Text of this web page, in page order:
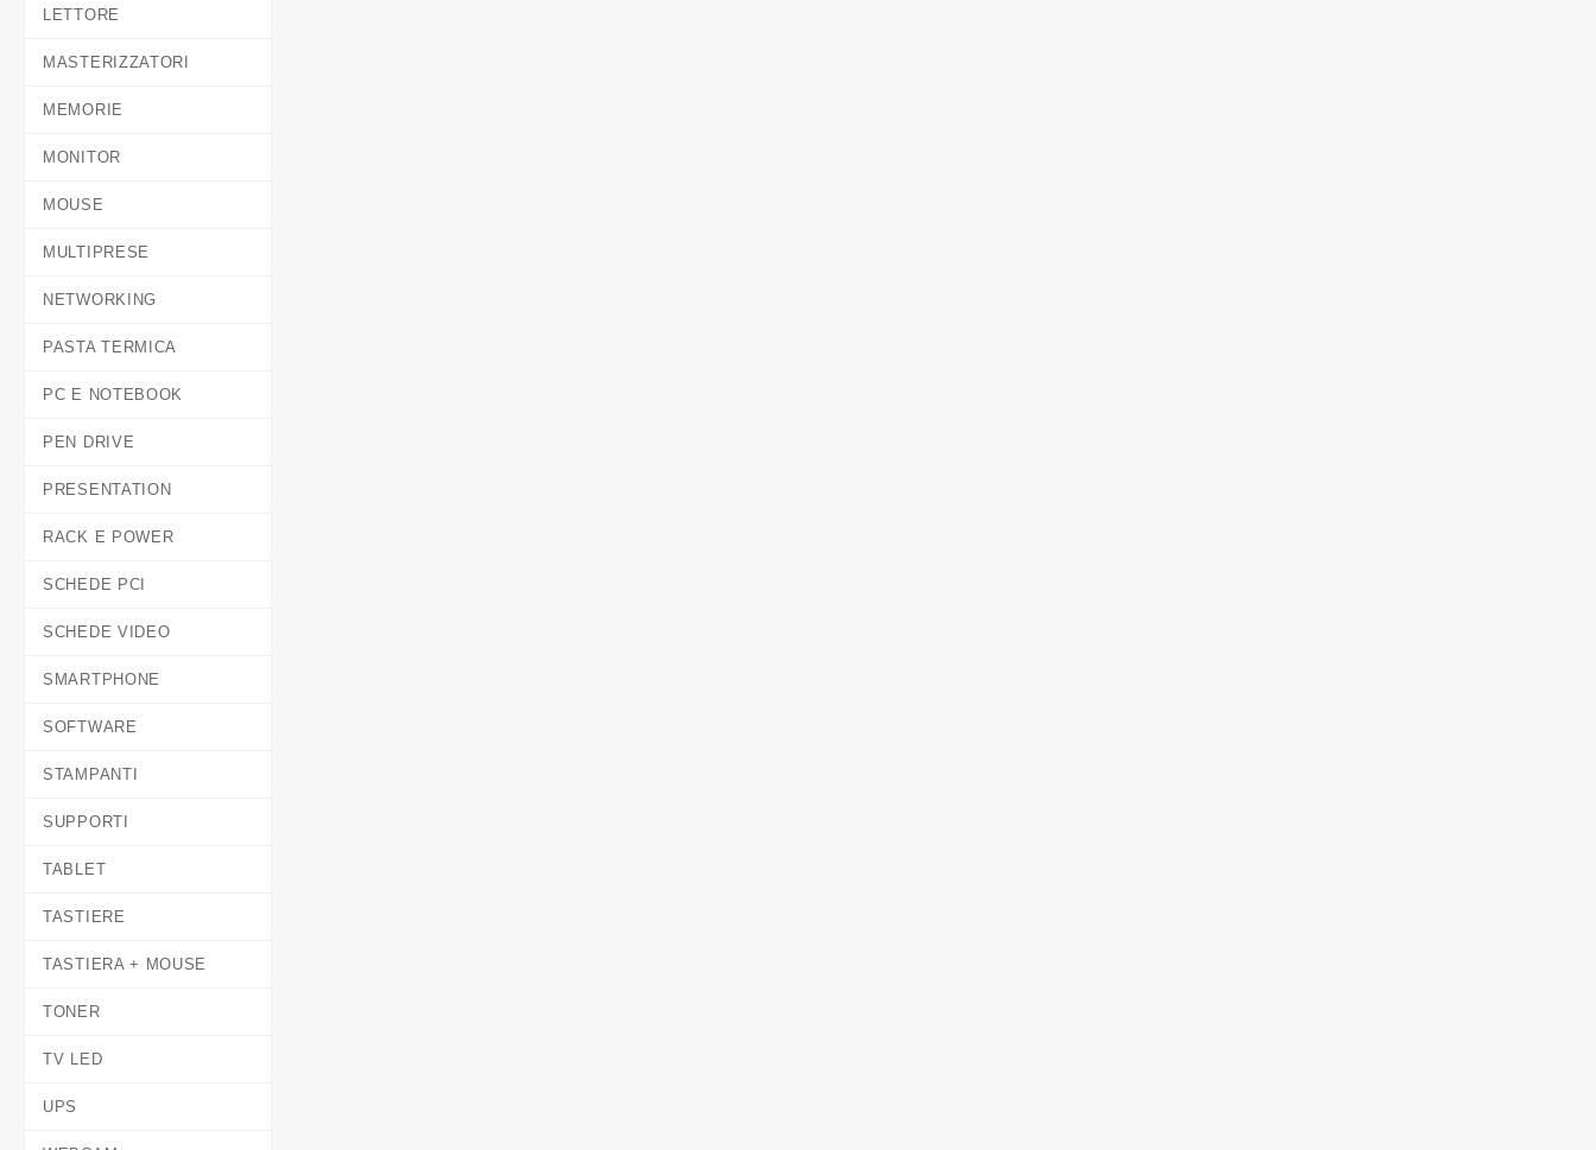
LETTORE
MASTERIZZATORI
MEMORIE
MONITOR
MOUSE
MULTIPRESE
NETWORKING
PASTA TERMICA
PC E NOTEBOOK
PEN DRIVE
PRESENTATION
RACK E POWER
SCHEDE PCI
SCHEDE VIDEO
SMARTPHONE
SOFTWARE
STAMPANTI
SUPPORTI
TABLET
TASTIERE
TASTIERA + MOUSE
TONER
TV LED
UPS